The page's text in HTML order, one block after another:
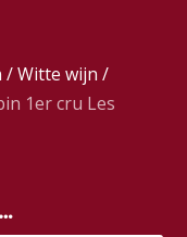
/Witte wijn /
1er cru Les